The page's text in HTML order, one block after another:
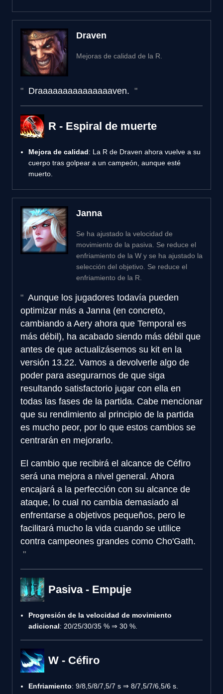
Draven
Mejoras de calidad de la R.
Draaaaaaaaaaaaaaaven.
R - Espiral de muerte
Mejora de calidad: La R de Draven ahora vuelve a su
cuerpo tras golpear a un campeón, aunque esté
muerto.
Janna
Se ha ajustado la velocidad de
movimiento de la pasiva. Se reduce el
enfriamiento de la W y se ha ajustado la
selección del objetivo. Se reduce el
enfriamiento de la R.
Aunque los jugadores todavía pueden
optimizar más a Janna (en concreto,
cambiando a Aery ahora que Temporal es
más débil), ha acabado siendo más débil que
antes de que actualizásemos su kit en la
versión 13.22. Vamos a devolverle algo de
poder para asegurarnos de que siga
resultando satisfactorio jugar con ella en
todas las fases de la partida. Cabe mencionar
que su rendimiento al principio de la partida
es mucho peor, por lo que estos cambios se
centrarán en mejorarlo.
El cambio que recibirá el alcance de Céfiro
será una mejora a nivel general. Ahora
encajará a la perfección con su alcance de
ataque, lo cual no cambia demasiado al
enfrentarse a objetivos pequeños, pero le
facilitará mucho la vida cuando se utilice
contra campeones grandes como Cho'Gath.
Pasiva - Empuje
Progresión de la velocidad de movimiento
adicional: 20/25/30/35 % ⇒ 30 %.
W - Céfiro
Enfriamiento: 9/8,5/8/7,5/7 s ⇒ 8/7,5/7/6,5/6 s.